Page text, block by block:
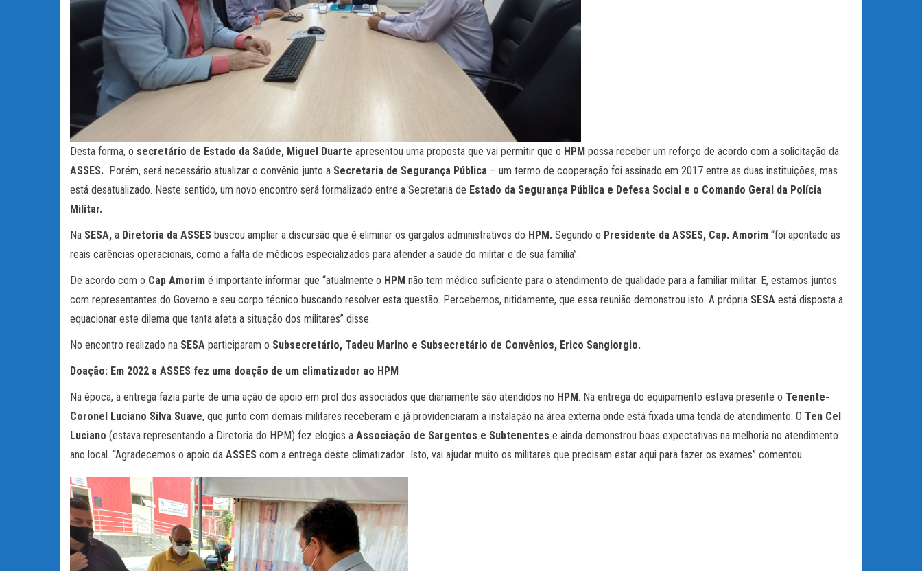
Desta forma, o secretário de Estado da Saúde, Miguel Duarte apresentou uma proposta que vai permitir que o HPM possa receber um reforço de acordo com a solicitação da
ASSES. Porém, será necessário atualizar o convênio junto a Secretaria de Segurança Pública – um termo de cooperação foi assinado em 2017 entre as duas instituições, mas
está desatualizado. Neste sentido, um novo encontro será formalizado entre a Secretaria de Estado da Segurança Pública e Defesa Social e o Comando Geral da Polícia
Militar.
Na SESA, a Diretoria da ASSES buscou ampliar a discursão que é eliminar os gargalos administrativos do HPM. Segundo o Presidente da ASSES, Cap. Amorim “foi apontado as
reais carências operacionais, como a falta de médicos especializados para atender a saúde do militar e de sua família”.
De acordo com o Cap Amorim é importante informar que “atualmente o HPM não tem médico suficiente para o atendimento de qualidade para a familiar militar. E, estamos juntos
com representantes do Governo e seu corpo técnico buscando resolver esta questão. Percebemos, nitidamente, que essa reunião demonstrou isto. A própria SESA está disposta a
equacionar este dilema que tanta afeta a situação dos militares” disse.
No encontro realizado na SESA participaram o Subsecretário, Tadeu Marino e Subsecretário de Convênios, Erico Sangiorgio.
Doação: Em 2022 a ASSES fez uma doação de um climatizador ao HPM
Na época, a entrega fazia parte de uma ação de apoio em prol dos associados que diariamente são atendidos no HPM. Na entrega do equipamento estava presente o Tenente-
Coronel Luciano Silva Suave, que junto com demais militares receberam e já providenciaram a instalação na área externa onde está fixada uma tenda de atendimento. O Ten Cel
Luciano (estava representando a Diretoria do HPM) fez elogios a Associação de Sargentos e Subtenentes e ainda demonstrou boas expectativas na melhoria no atendimento
ano local. “Agradecemos o apoio da ASSES com a entrega deste climatizador Isto, vai ajudar muito os militares que precisam estar aqui para fazer os exames” comentou.